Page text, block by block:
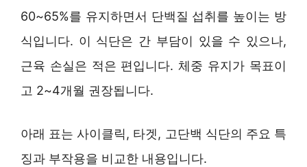
60~65%를 유지하면서 단백질 섭취를 높이는 방
식입니다. 이 식단은 간 부담이 있을 수 있으나,
근육 손실은 적은 편입니다. 체중 유지가 목표이
고 2~4개월 권장됩니다.
아래 표는 사이클릭, 타겟, 고단백 식단의 주요 특
징과 부작용을 비교한 내용입니다.